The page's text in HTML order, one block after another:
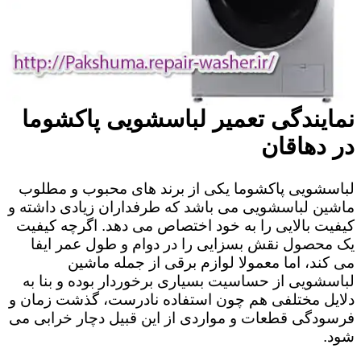
نمایندگی تعمیر لباسشویی پاکشوما
در دهاقان
لباسشویی پاکشوما یکی از برند های محبوب و مطلوب
ماشین لباسشویی می باشد که طرفداران زیادی داشته و
کیفیت بالایی را به خود اختصاص می دهد. اگرچه کیفیت
یک محصول نقش بسزایی را در دوام و طول عمر ایفا
می کند، اما معمولا لوازم برقی از جمله ماشین
لباسشویی از حساسیت بسیاری برخوردار بوده و بنا به
دلایل مختلفی هم چون استفاده نادرست، گذشت زمان و
فرسودگی قطعات و مواردی از این قبیل دچار خرابی می
شود.